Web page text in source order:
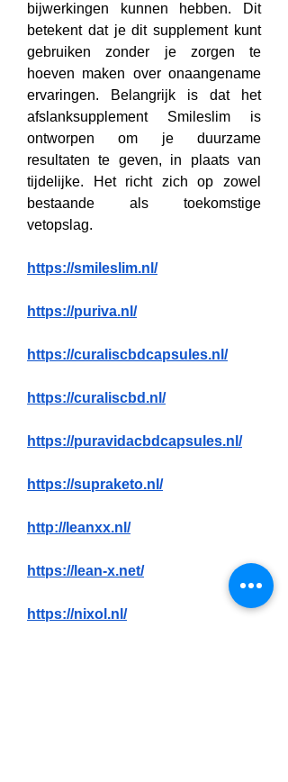
bijwerkingen kunnen hebben. Dit
betekent dat je dit supplement kunt
gebruiken zonder je zorgen te
hoeven maken over onaangename
ervaringen. Belangrijk is dat het
afslanksupplement Smileslim is
ontworpen om je duurzame
resultaten te geven, in plaats van
tijdelijke. Het richt zich op zowel
bestaande als toekomstige
vetopslag.
https://smileslim.nl/
https://puriva.nl/
https://curaliscbdcapsules.nl/
https://curaliscbd.nl/
https://puravidacbdcapsules.nl/
https://supraketo.nl/
http://leanxx.nl/
https://lean-x.net/
https://nixol.nl/